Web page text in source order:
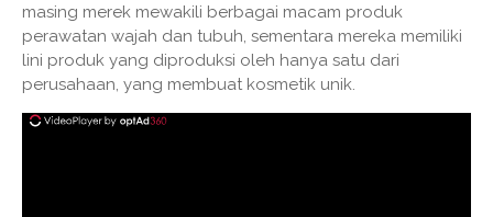
masing merek mewakili berbagai macam produk
perawatan wajah dan tubuh, sementara mereka memiliki
lini produk yang diproduksi oleh hanya satu dari
perusahaan, yang membuat kosmetik unik.